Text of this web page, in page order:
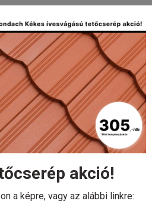
egyenes
Kékes egyenes alapcserép
akció!
a képre, vagy az alábbi linkre: